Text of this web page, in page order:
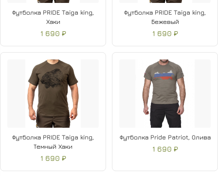
Футболка PRIDE Taiga king,
Хаки
1 690 ₽
Футболка PRIDE Taiga king,
Бежевый
1 690 ₽
Футболка PRIDE Taiga king,
Темный Хаки
1 690 ₽
Футболка Pride Patriot, Олива
1 690 ₽